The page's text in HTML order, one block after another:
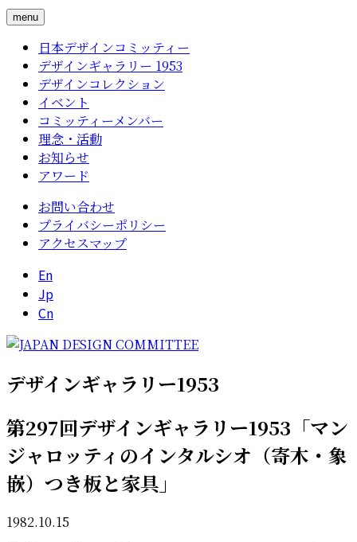
menu
日本デザインコミッティー
デザインギャラリー 1953
デザインコレクション
イベント
コミッティーメンバー
理念・活動
お知らせ
アワード
お問い合わせ
プライバシーポリシー
アクセスマップ
En
Jp
Cn
デザインギャラリー1953
第297回デザインギャラリー1953「マン
ジャロッティのインタルシオ（寄木・象
嵌）つき板と家具」
1982.10.15